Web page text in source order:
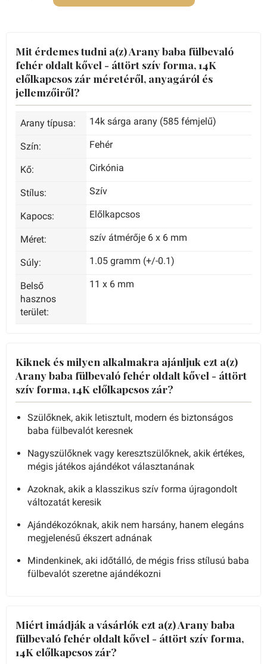
Mit érdemes tudni a(z) Arany baba fülbevaló
fehér oldalt kővel - áttört szív forma, 14K
előlkapcsos zár méretéről, anyagáról és
jellemzőiről?
Arany típusa: 14k sárga arany (585 fémjelű)
Szín: Fehér
Kő: Cirkónia
Stílus: Szív
Kapocs: Előlkapcsos
Méret: szív átmérője 6 x 6 mm
Súly: 1.05 gramm (+/-0.1)
Belső
hasznos
terület:
11 x 6 mm
Kiknek és milyen alkalmakra ajánljuk ezt a(z)
Arany baba fülbevaló fehér oldalt kővel - áttört
szív forma, 14K előlkapcsos zár?
Szülőknek, akik letisztult, modern és biztonságos
baba fülbevalót keresnek
Nagyszülőknek vagy keresztszülőknek, akik értékes,
mégis játékos ajándékot választanának
Azoknak, akik a klasszikus szív forma újragondolt
változatát keresik
Ajándékozóknak, akik nem harsány, hanem elegáns
megjelenésű ékszert adnának
Mindenkinek, aki időtálló, de mégis friss stílusú baba
fülbevalót szeretne ajándékozni
Miért imádják a vásárlók ezt a(z) Arany baba
fülbevaló fehér oldalt kővel - áttört szív forma,
14K előlkapcsos zár?